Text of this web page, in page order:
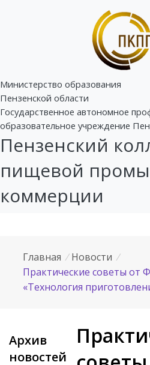
Министерство образования
Пензенской области
Государственное автономное
образовательное учреждение
Пензенский
пищевой
коммерции
Главная / Новости /
Практические советы от
«Технология
Архив
новостей